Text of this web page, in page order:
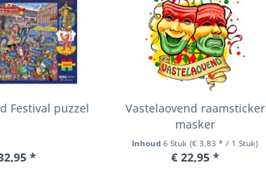
Festival puzzel
*
Vastelaovend raamsticker
masker
Inhoud6 Stuk(€ 3,83 * / 1 Stuk)
€ 22,95 *